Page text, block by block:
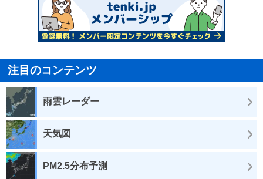
注目のコンテンツ
雨雲レーダー
天気図
PM2.5分布予測